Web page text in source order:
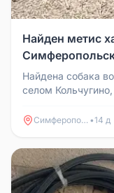
Найден метис
Найдена собака
селом
Симферополь •14 д